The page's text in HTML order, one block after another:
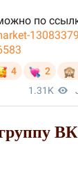
ВК